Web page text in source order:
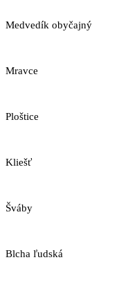
Medvedík obyčajný
Mravce
Ploštice
Kliešť
Šváby
Blcha ľudská